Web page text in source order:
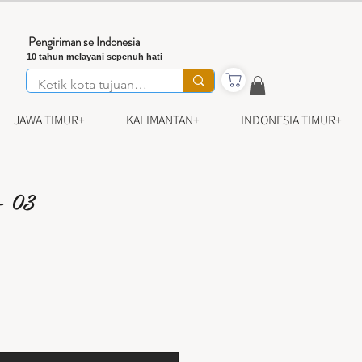
10 tahun melayani sepenuh hati
Pengiriman se Indonesia
JAWA TIMUR+ KALIMANTAN+ INDONESIA TIMUR+
03